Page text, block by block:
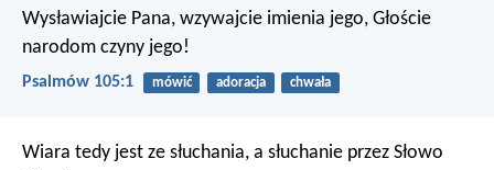
Wysławiajcie Pana, wzywajcie imienia jego, Głoście
narodom czyny jego!
Psalmów 105:1 mówić adoracja chwała
Wiara tedy jest ze słuchania, a słuchanie przez Słowo